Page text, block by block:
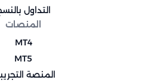
التداول
المنصات
MT4
MT5
المنصة